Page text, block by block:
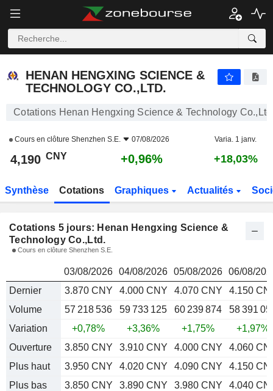
4,190
HENAN HENGXING SCIENCE &
TECHNOLOGY CO.,LTD.
Cotations Henan Hengxing Science & Technology
Cours en clôture Shenzhen S.E. 07/08/2026 Varia. 1 janv.
4,190 CNY +0,96% +18,03%
Synthèse Cotations Graphiques Actualités
Cotations 5 jours: Henan Hengxing Science &
Technology Co.,Ltd.
Cours en clôture Shenzhen S.E.
03/08/2026 04/08/2026 05/08/2026 06/08/
Dernier
3.870 CNY 4.000 CNY 4.070 CNY
4.150
Volume
57 218 536 59 733 125 60 239 874
58 391
Variation
+0,78% +3,36% +1,75%
+1,97%
Ouverture
3.850 CNY 3.910 CNY 4.000 CNY
4.060
Plus haut
3.950 CNY 4.020 CNY 4.090 CNY
4.150
Plus bas
3.850 CNY 3.890 CNY 3.980 CNY 4.040